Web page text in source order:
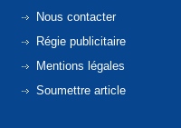
Nous contacter
Régie publicitaire
Mentions légales
Soumettre article